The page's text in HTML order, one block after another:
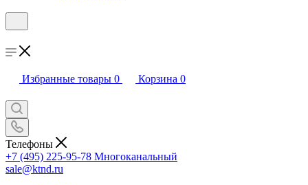
Избранные товары 0 Корзина 0
Телефоны
+7 (495) 225-95-78 Многоканальный
sale@ktnd.ru